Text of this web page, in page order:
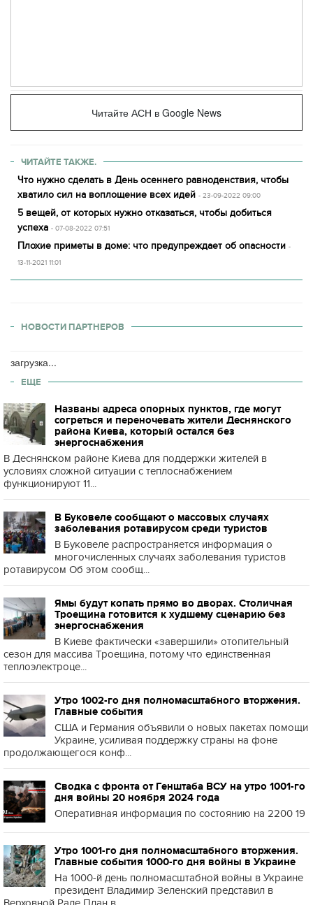
Читайте АСН в Google News
ЧИТАЙТЕ ТАКЖЕ.
Что нужно сделать в День осеннего равноденствия, чтобы
хватило сил на воплощение всех идей - 23-09-2022 09:00
5 вещей, от которых нужно отказаться, чтобы добиться
успеха - 07-08-2022 07:51
Плохие приметы в доме: что предупреждает об опасности -
13-11-2021 11:01
НОВОСТИ ПАРТНЕРОВ
загрузка...
ЕЩЕ
Названы адреса опорных пунктов, где могут
согреться и переночевать жители Деснянского
района Киева, который остался без
энергоснабжения
В Деснянском районе Киева для поддержки жителей в
условиях сложной ситуации с теплоснабжением
функционируют 11...
В Буковеле сообщают о массовых случаях
заболевания ротавирусом среди туристов
В Буковеле распространяется информация о
многочисленных случаях заболевания туристов
ротавирусом Об этом сообщ...
Ямы будут копать прямо во дворах. Столичная
Троещина готовится к худшему сценарию без
энергоснабжения
В Киеве фактически «завершили» отопительный
сезон для массива Троещина, потому что единственная
теплоэлектроце...
Утро 1002-го дня полномасштабного вторжения.
Главные события
США и Германия объявили о новых пакетах помощи
Украине, усиливая поддержку страны на фоне
продолжающегося конф...
Сводка с фронта от Генштаба ВСУ на утро 1001-го
дня войны 20 ноября 2024 года
Оперативная информация по состоянию на 2200 19
Утро 1001-го дня полномасштабного вторжения.
Главные события 1000-го дня войны в Украине
На 1000-й день полномасштабной войны в Украине
президент Владимир Зеленский представил в